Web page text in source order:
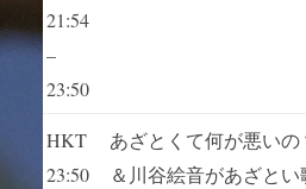
21:54
–
23:50
HKT
23:50
あざとくて何が悪いの
＆川谷絵音があざと